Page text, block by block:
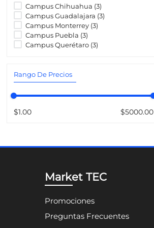
Campus Chihuahua (3)
Campus Guadalajara (3)
Campus Monterrey (3)
Campus Puebla (3)
Campus Querétaro (3)
Rango De Precios
$1.00 $5000.00
Market TEC
Promociones
Preguntas Frecuentes